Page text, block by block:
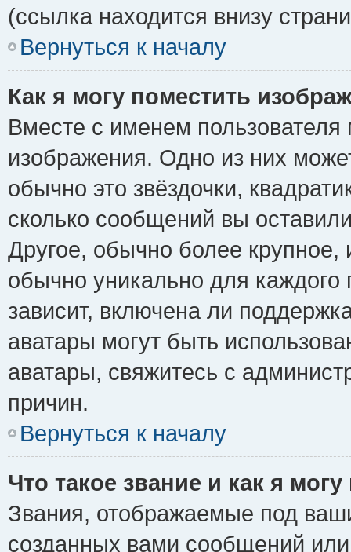
(ссылка находится внизу
Вернуться к началу
Как я могу поместить
Вместе с именем пользователя
изображения. Одно из них
обычно это звёздочки,
сколько сообщений вы
Другое, обычно более крупное,
обычно уникально для каждого
зависит, включена ли
аватары могут быть
аватары, свяжитесь с
причин.
Вернуться к началу
Что такое звание и как я
Звания, отображаемые под
созданных вами сообщений